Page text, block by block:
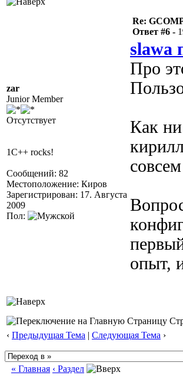
zar
Junior Member
Отсутствует
1C++ rocks!
Сообщений: 82
Местоположение: Киров
Зарегистрирован: 17. Августа
2009
Пол:
Re:
Ответ #6 -
slawa
Про
Как
опыт,
‹ Предыдущая Тема | Следующая Тема ›
« Главная ‹ Раздел